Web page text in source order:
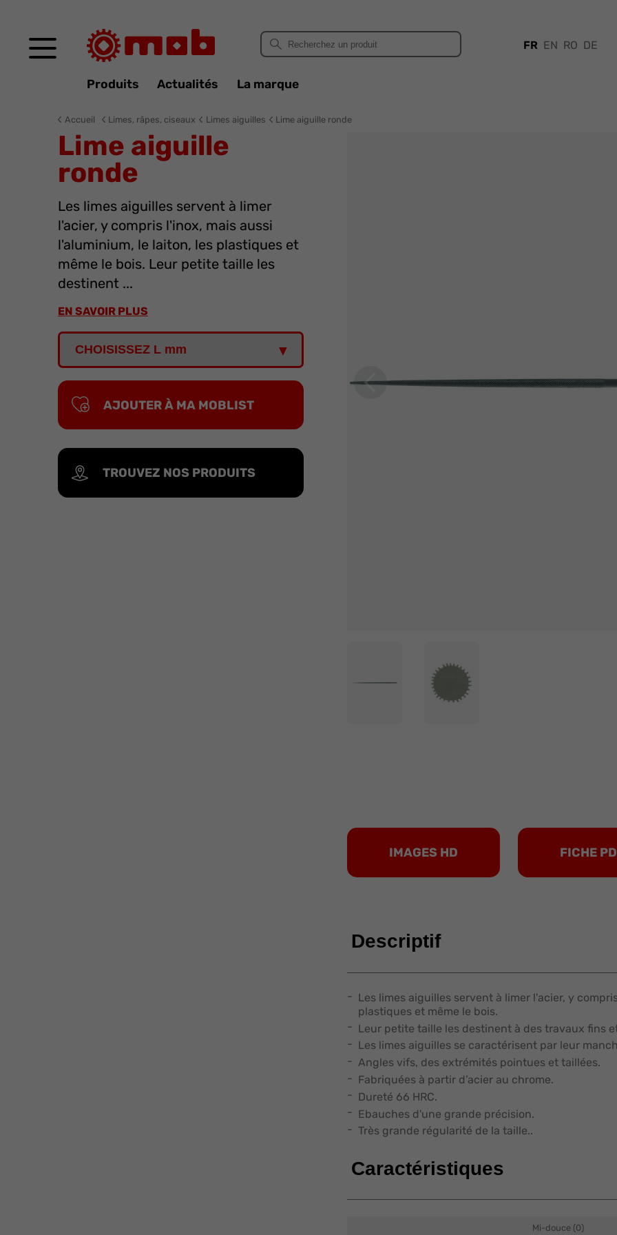
FR EN RO DE
Produits Actualités La marque
Accueil Limes, râpes, ciseaux Limes aiguilles Lime aiguille ronde
Lime aiguille
ronde
Les limes aiguilles servent à limer
l'acier, y compris l'inox, mais aussi
l'aluminium, le laiton, les plastiques et
même le bois. Leur petite taille les
destinent ...
EN SAVOIR PLUS
AJOUTER À MA MOBLIST
TROUVEZ NOS PRODUITS
IMAGES HD FICHE
Descriptif
Les limes aiguilles servent à limer l'acier, y
plastiques et même le bois.
Leur petite taille les destinent à des travaux fins
Les limes aiguilles se caractérisent par leur
Angles vifs, des extrémités pointues et taillées.
Fabriquées à partir d’acier au chrome.
Dureté 66 HRC.
Ebauches d'une grande précision.
Très grande régularité de la taille..
Caractéristiques
Mi-douce (0)